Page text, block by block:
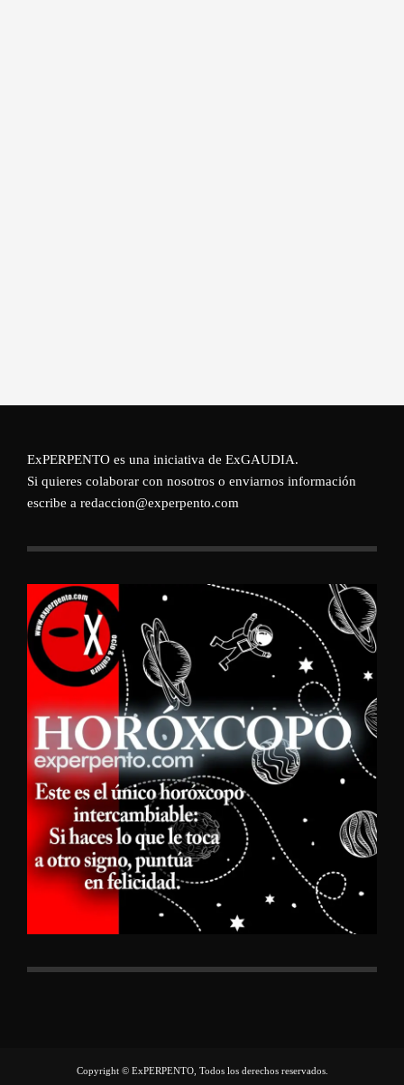
ExPERPENTO es una iniciativa de ExGAUDIA.
Si quieres colaborar con nosotros o enviarnos información
escribe a redaccion@experpento.com
Copyright © ExPERPENTO, Todos los derechos reservados.